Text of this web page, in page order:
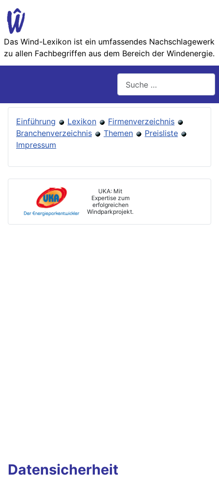
Das Wind-Lexikon ist ein umfassendes Nachschlage­werk
zu allen Fachbegriffen aus dem Bereich der Wind­energie.
Einführung Lexikon
Firmenverzeichnis
Branchenverzeichnis
Themen
Preisliste
Impressum
UKA: Mit
Expertise zum
erfolgreichen
Windparkprojekt.
Datensicherheit